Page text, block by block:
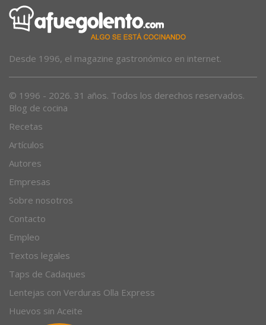
Desde 1996, el magazine gastronómico en internet.
© 1996 - 2026. 31 años. Todos los derechos reservados.
Blog de cocina
Recetas
Artículos
Autores
Empresas
Sobre nosotros
Contacto
Empleo
Textos legales
Taps de Cadaques
Lentejas con Verduras Olla Express
Huevos sin Aceite